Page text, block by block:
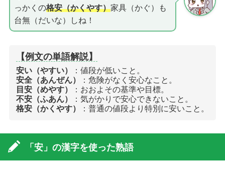
っかくの格安（かくやす）家具（かぐ）も
台無（だいな）しね！
【例文の単語解説】
安い（やすい）
：値段が低いこと。
安全（あんぜん）
：危険がなく安心なこと。
目安（めやす）
：おおよその基準や目標。
不安（ふあん）
：気がかりで安心できないこと。
格安（かくやす）
：普通の値段より特別に安いこと。
「安」の漢字を使った熟語